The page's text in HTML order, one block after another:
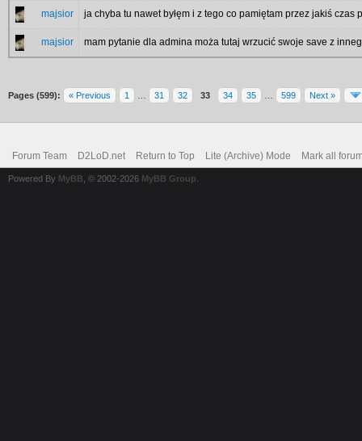
majsior ja chyba tu nawet byłęm i z tego co pamiętam przez jakiś czas
majsior mam pytanie dla admina moża tutaj wrzucić swoje save z
Pages (599): « Previous 1 31 32 33 34 35 599 Next »
Forum Team D2LoD.net Return to Top Lite (Archive) Mode Mark all
Powered By MyBB , © 2002-2026 MyBB Group